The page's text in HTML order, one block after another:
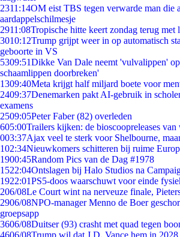
2311:14OM eist TBS tegen verwarde man die
aardappelschilmesje
2911:08Tropische hitte keert zondag terug met
3010:12Trump grijpt weer in op automatisch
geboorte in VS
5309:51Dikke Van Dale neemt 'vulvalippen'
schaamlippen doorbreken'
1309:40Meta krijgt half miljard boete voor
2409:37Denemarken pakt AI-gebruik in
examens
2509:05Peter Faber (82) overleden
605:00Trailers kijken: de bioscoopreleases van
003:37Ajax veel te sterk voor Shelbourne,
102:34Nieuwkomers schitteren bij ruime
1900:45Random Pics van de Dag #1978
1522:04Ontslagen bij Halo Studios na
1922:01PS5-doos waarschuwt voor einde
206/08Le Court wint na nerveuze finale,
2906/08NPO-manager Menno de Boer
groepsapp
3606/08Duitser (93) crasht met quad tegen
4606/08Trump wil dat J.D. Vance hem in